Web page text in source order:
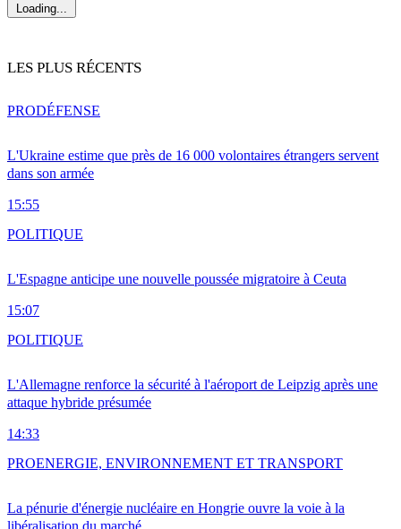
Loading...
LES PLUS RÉCENTS
L'Ukraine estime que près de 16 000 volontaires étrangers servent
dans son armée
15:55
PRODÉFENSE
L'Espagne anticipe une nouvelle poussée migratoire à Ceuta
15:07
POLITIQUE
L'Allemagne renforce la sécurité à l'aéroport de Leipzig après une
attaque hybride présumée
14:33
POLITIQUE
La pénurie d'énergie nucléaire en Hongrie ouvre la voie à la
PROENERGIE, ENVIRONNEMENT ET TRANSPORT